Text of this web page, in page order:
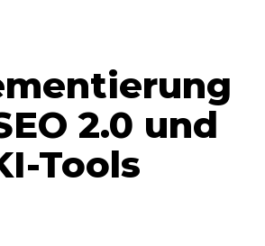
2.0 und
Tools